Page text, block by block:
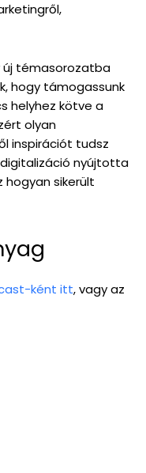
témasorozatba
hogy támogassunk
helyhez kötve a
olyan
inspirációt tudsz
nyújtotta
hogyan sikerült
ként itt, vagy az